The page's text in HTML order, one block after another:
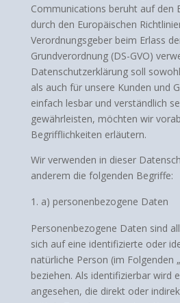
Communications beruht auf den
durch den Europäischen
Verordnungsgeber beim Erlass
Grundverordnung (DS-GVO)
Datenschutzerklärung soll
als auch für unsere Kunden und
einfach lesbar und verständlich
gewährleisten, möchten wir
Begrifflichkeiten erläutern.
Wir verwenden in dieser
anderem die folgenden Begriffe:
a) personenbezogene Daten
Personenbezogene Daten sind
sich auf eine identifizierte oder
natürliche Person (im Folgenden
beziehen. Als identifizierbar wird
angesehen, die direkt oder